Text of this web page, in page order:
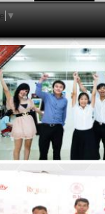
▼